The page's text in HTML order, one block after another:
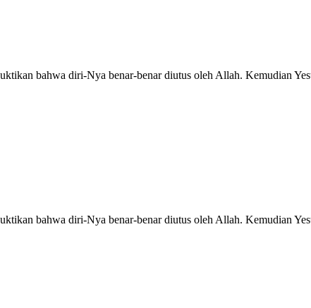
bahwa diri-Nya benar-benar diutus oleh Allah. Kemudian
bahwa diri-Nya benar-benar diutus oleh Allah. Kemudian